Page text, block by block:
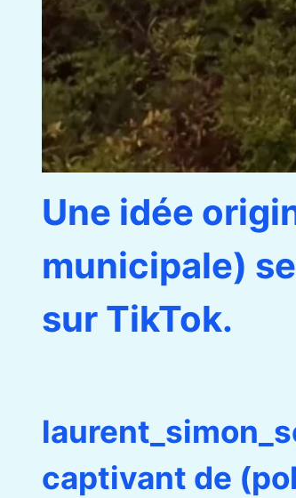
Une idée
municipale)
sur TikTok.
captivant de